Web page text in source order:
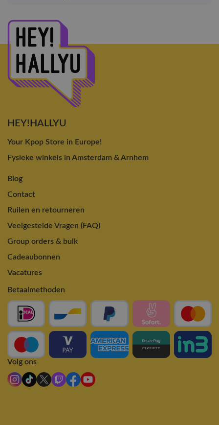
HEY!HALLYU
Your Kpop Store in Europe!
Fysieke winkels in Amsterdam & Arnhem
Blog
Contact
Ruilen en retourneren
Veelgestelde Vragen (FAQ)
Group orders & bulk
Cadeaubonnen
Vacatures
Betaalmethoden
Volg ons